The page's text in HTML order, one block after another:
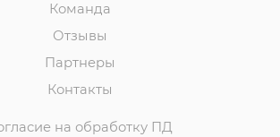
Команда
Отзывы
Партнеры
Контакты
на обработку ПД